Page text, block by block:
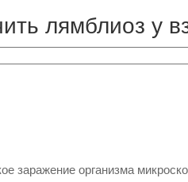
лямблиоз у
заражение организма